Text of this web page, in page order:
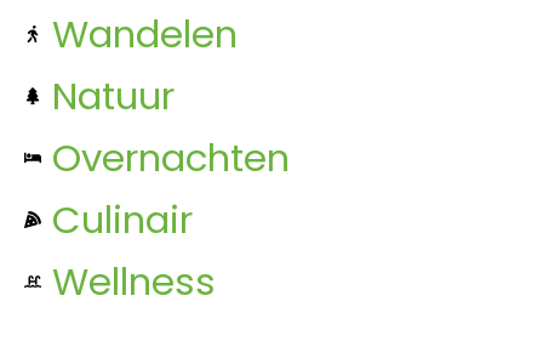
Wandelen
Natuur
Overnachten
Culinair
Wellness